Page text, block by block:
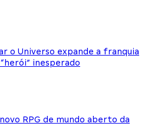
o Universo expande a franquia
inesperado
RPG de mundo aberto da